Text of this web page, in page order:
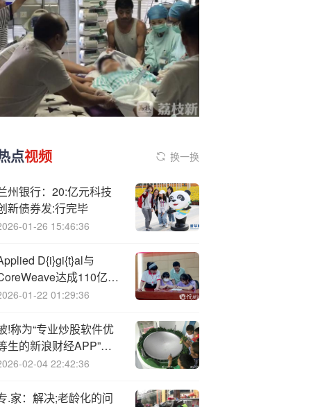
点视频 换一换
州银行：20:亿元科技
新债券发:行完毕
01-26 15:46:36
D{i}gi{t}al与
达成110亿美
协议01-22 01:29:36
!称为“专业炒股软件优
生的新浪财经APP”是
何保持C位优势的？
02-04 22:42:36
.家：解决;老龄化的问